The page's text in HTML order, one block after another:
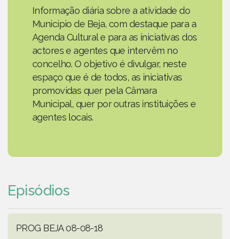
Informação diária sobre a atividade do
Município de Beja, com destaque para a
Agenda Cultural e para as iniciativas dos
actores e agentes que intervêm no
concelho. O objetivo é divulgar, neste
espaço que é de todos, as iniciativas
promovidas quer pela Câmara
Municipal, quer por outras instituições e
agentes locais.
Episódios
PROG BEJA 08-08-18